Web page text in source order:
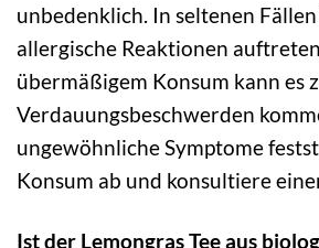
unbedenklich. In seltenen
allergische Reaktionen
übermäßigem Konsum kann es
Verdauungsbeschwerden
ungewöhnliche Symptome
Konsum ab und konsultiere
Ist der Lemongras Tee aus